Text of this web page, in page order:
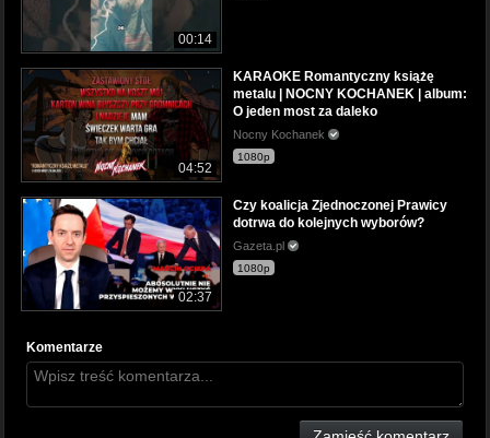
00:14
04:52
KARAOKE Romantyczny książę
metalu | NOCNY KOCHANEK | album:
O jeden most za daleko
Nocny Kochanek
1080p
02:37
Czy koalicja Zjednoczonej Prawicy
dotrwa do kolejnych wyborów?
Gazeta.pl
1080p
Komentarze